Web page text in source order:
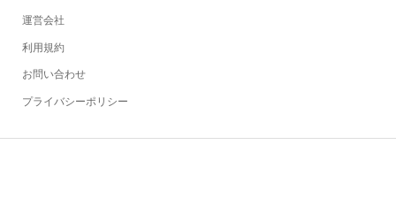
運営会社
利用規約
お問い合わせ
プライバシーポリシー